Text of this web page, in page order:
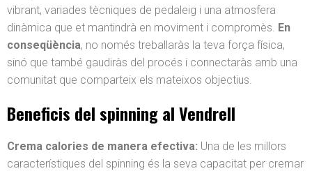
vibrant, variades tècniques de pedaleig i una atmosfera
dinàmica que et mantindrà en moviment i compromès. En
conseqüència, no només treballaràs la teva força física,
sinó que també gaudiràs del procés i connectaràs amb una
comunitat que comparteix els mateixos objectius.
Beneficis del spinning al Vendrell
Crema calories de manera efectiva: Una de les millors
característiques del spinning és la seva capacitat per cremar